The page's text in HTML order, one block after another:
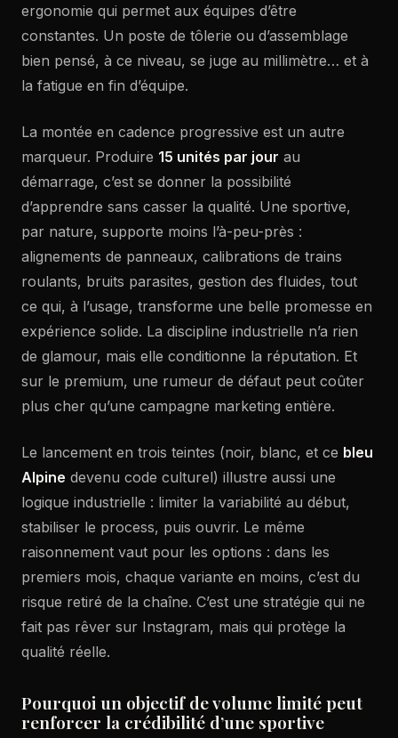
ergonomie qui permet aux équipes d’être
constantes. Un poste de tôlerie ou d’assemblage
bien pensé, à ce niveau, se juge au millimètre… et à
la fatigue en fin d’équipe.
La montée en cadence progressive est un autre
marqueur. Produire 15 unités par jour au
démarrage, c’est se donner la possibilité
d’apprendre sans casser la qualité. Une sportive,
par nature, supporte moins l’à-peu-près :
alignements de panneaux, calibrations de trains
roulants, bruits parasites, gestion des fluides, tout
ce qui, à l’usage, transforme une belle promesse en
expérience solide. La discipline industrielle n’a rien
de glamour, mais elle conditionne la réputation. Et
sur le premium, une rumeur de défaut peut coûter
plus cher qu’une campagne marketing entière.
Le lancement en trois teintes (noir, blanc, et ce bleu
Alpine devenu code culturel) illustre aussi une
logique industrielle : limiter la variabilité au début,
stabiliser le process, puis ouvrir. Le même
raisonnement vaut pour les options : dans les
premiers mois, chaque variante en moins, c’est du
risque retiré de la chaîne. C’est une stratégie qui ne
fait pas rêver sur Instagram, mais qui protège la
qualité réelle.
Pourquoi un objectif de volume limité peut
renforcer la crédibilité d’une sportive